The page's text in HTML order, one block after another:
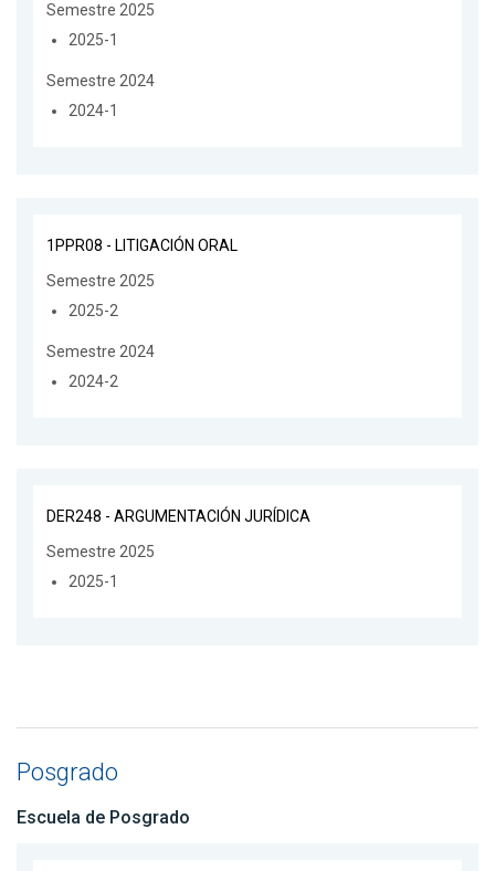
Semestre 2025
2025-1
Semestre 2024
2024-1
1PPR08 - LITIGACIÓN ORAL
Semestre 2025
2025-2
Semestre 2024
2024-2
DER248 - ARGUMENTACIÓN JURÍDICA
Semestre 2025
2025-1
Posgrado
Escuela de Posgrado